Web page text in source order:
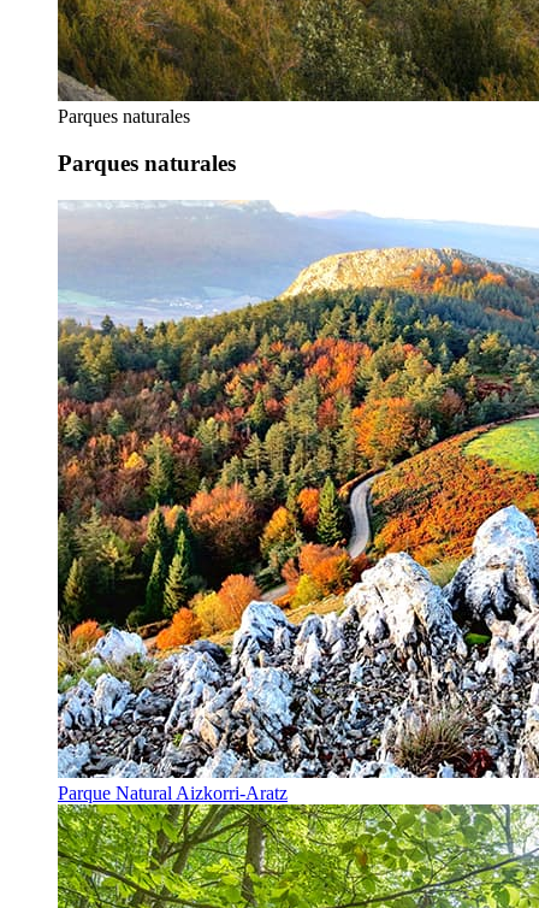
Parques naturales
Parques naturales
Parque Natural Aizkorri-Aratz